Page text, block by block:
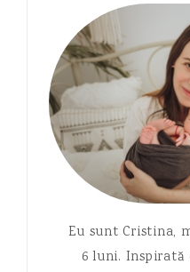
Eu sunt Cristina,
6 luni.